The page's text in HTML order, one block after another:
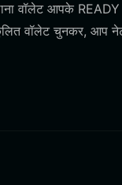
वॉलेट आपके
वॉलेट चुनकर, आप